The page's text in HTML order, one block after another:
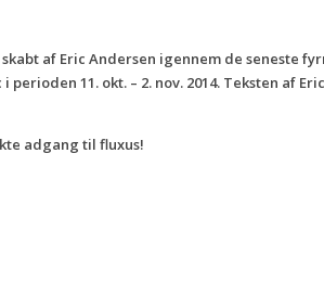
af Eric Andersen igennem de
i perioden 11. okt. – 2. nov. 2014. Teksten
adgang til fluxus!